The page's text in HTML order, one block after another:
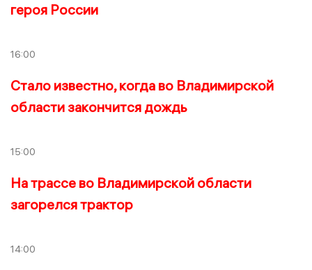
героя России
16:00
Стало известно, когда во Владимирской
области закончится дождь
15:00
На трассе во Владимирской области
загорелся трактор
14:00